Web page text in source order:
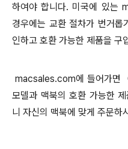
하여야 합니다. 미국에 있는
경우에는 교환 절차가 번거
인하고 호환 가능한 제품을 구
macsales.com에 들어가
모델과 맥북의 호환 가능한
니 자신의 맥북에 맞게 주문하